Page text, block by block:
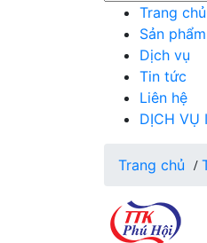
Trang chủ
Sản phẩm
Dịch vụ
Tin tức
Liên hệ
DỊCH VỤ
Trang chủ /